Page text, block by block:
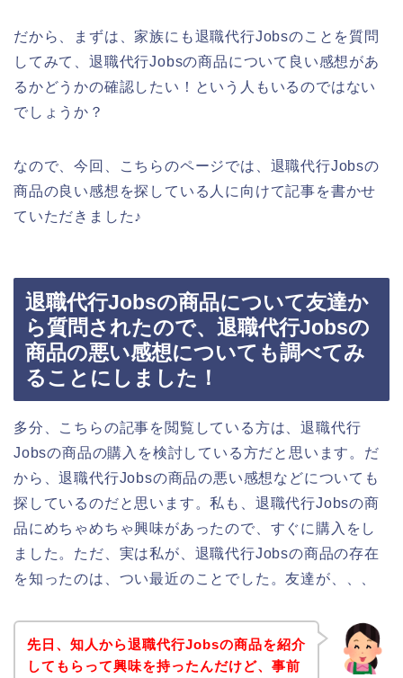
だから、まずは、家族にも退職代行Jobsのことを質問
してみて、退職代行Jobsの商品について良い感想があ
るかどうかの確認したい！という人もいるのではない
でしょうか？
なので、今回、こちらのページでは、退職代行Jobsの
商品の良い感想を探している人に向けて記事を書かせ
ていただきました♪
退職代行Jobsの商品について友達か
ら質問されたので、退職代行Jobsの
商品の悪い感想についても調べてみ
ることにしました！
多分、こちらの記事を閲覧している方は、退職代行
Jobsの商品の購入を検討している方だと思います。だ
から、退職代行Jobsの商品の悪い感想などについても
探しているのだと思います。私も、退職代行Jobsの商
品にめちゃめちゃ興味があったので、すぐに購入をし
ました。ただ、実は私が、退職代行Jobsの商品の存在
を知ったのは、つい最近のことでした。友達が、、、
先日、知人から退職代行Jobsの商品を紹介
してもらって興味を持ったんだけど、事前